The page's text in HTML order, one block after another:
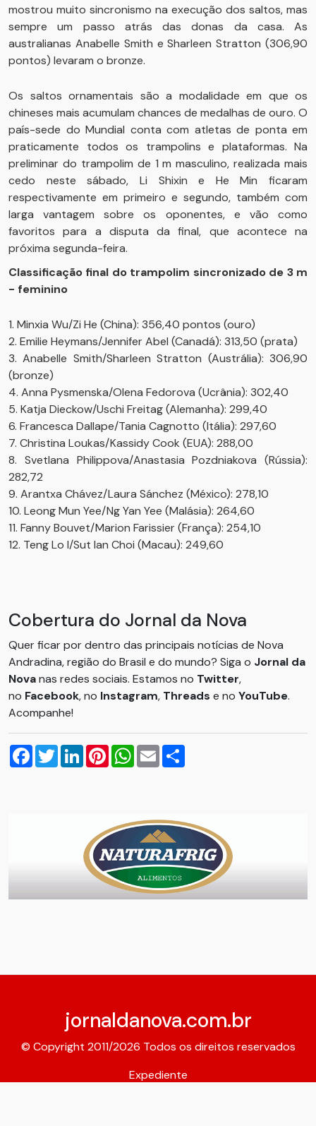
mostrou muito sincronismo na execução dos saltos, mas
sempre um passo atrás das donas da casa. As
australianas Anabelle Smith e Sharleen Stratton (306,90
pontos) levaram o bronze.
Os saltos ornamentais são a modalidade em que os
chineses mais acumulam chances de medalhas de ouro. O
país-sede do Mundial conta com atletas de ponta em
praticamente todos os trampolins e plataformas. Na
preliminar do trampolim de 1 m masculino, realizada mais
cedo neste sábado, Li Shixin e He Min ficaram
respectivamente em primeiro e segundo, também com
larga vantagem sobre os oponentes, e vão como
favoritos para a disputa da final, que acontece na
próxima segunda-feira.
Classificação final do trampolim sincronizado de 3 m
- feminino
1. Minxia Wu/Zi He (China): 356,40 pontos (ouro)
2. Emilie Heymans/Jennifer Abel (Canadá): 313,50 (prata)
3. Anabelle Smith/Sharleen Stratton (Austrália): 306,90
(bronze)
4. Anna Pysmenska/Olena Fedorova (Ucrânia): 302,40
5. Katja Dieckow/Uschi Freitag (Alemanha): 299,40
6. Francesca Dallape/Tania Cagnotto (Itália): 297,60
7. Christina Loukas/Kassidy Cook (EUA): 288,00
8. Svetlana Philippova/Anastasia Pozdniakova (Rússia):
282,72
9. Arantxa Chávez/Laura Sánchez (México): 278,10
10. Leong Mun Yee/Ng Yan Yee (Malásia): 264,60
11. Fanny Bouvet/Marion Farissier (França): 254,10
12. Teng Lo I/Sut Ian Choi (Macau): 249,60
Cobertura do Jornal da Nova
Quer ficar por dentro das principais notícias de Nova
Andradina, região do Brasil e do mundo? Siga o Jornal da
Novanas redes sociais. Estamos no Twitter,
no Facebook, no Instagram, Threads e no YouTube.
Acompanhe!
Facebook
TwitterLinkedInPinterestWhatsApp
Email
jornaldanova.com.br
© Copyright 2011/2026 Todos os direitos reservados
Expediente